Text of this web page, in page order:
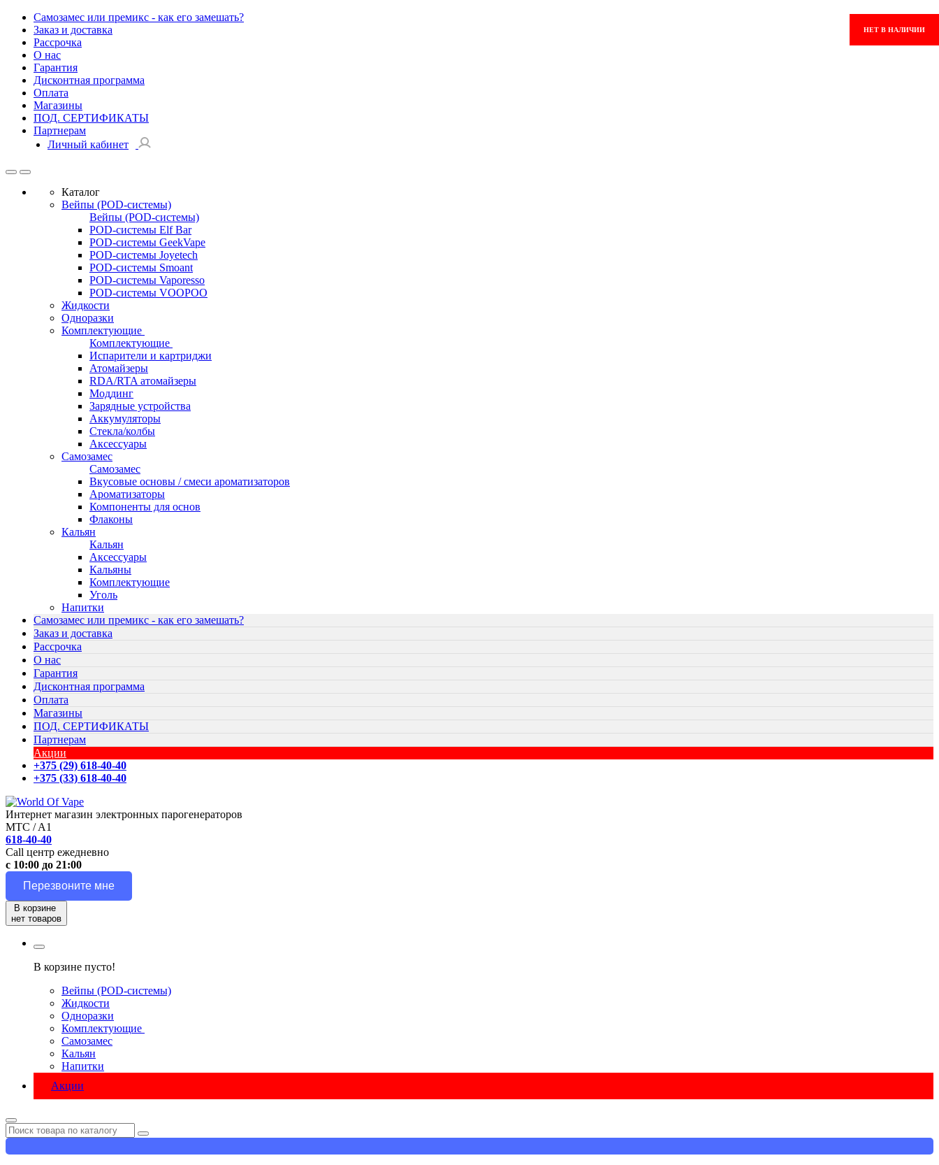
Самозамес или премикс - как его замешать?
Заказ и доставка
Рассрочка
О нас
Гарантия
Дисконтная программа
Оплата
Магазины
ПОД. СЕРТИФИКАТЫ
Партнерам
Личный кабинет
Каталог
Вейпы (POD-системы)
Вейпы (POD-системы)
POD-системы Elf Bar
POD-системы GeekVape
POD-системы Joyetech
POD-системы Smoant
POD-системы Vaporesso
POD-системы VOOPOO
Жидкости
Одноразки
Комплектующие
Комплектующие
Испарители и картриджи
Атомайзеры
RDA/RTA атомайзеры
Моддинг
Зарядные устройства
Аккумуляторы
Стекла/колбы
Аксессуары
Самозамес
Самозамес
Вкусовые основы / смеси ароматизаторов
Ароматизаторы
Компоненты для основ
Флаконы
Кальян
Кальян
Аксессуары
Кальяны
Комплектующие
Уголь
Напитки
Самозамес или премикс - как его замешать?
Заказ и доставка
Рассрочка
О нас
Гарантия
Дисконтная программа
Оплата
Магазины
ПОД. СЕРТИФИКАТЫ
Партнерам
Акции
+375 (29) 618-40-40
+375 (33) 618-40-40
Интернет магазин электронных парогенераторов
MTC / A1
618-40-40
Call центр ежедневно
с 10:00 до 21:00
Перезвоните мне
В корзине
нет товаров
В корзине пусто!
Вейпы (POD-системы)
Жидкости
Одноразки
Комплектующие
Самозамес
Кальян
Напитки
Акции
НЕТ В НАЛИЧИИ